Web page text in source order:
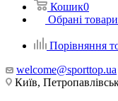
Кошик0
Обрані товари
Порівняння
welcome@sporttop.ua
Київ,